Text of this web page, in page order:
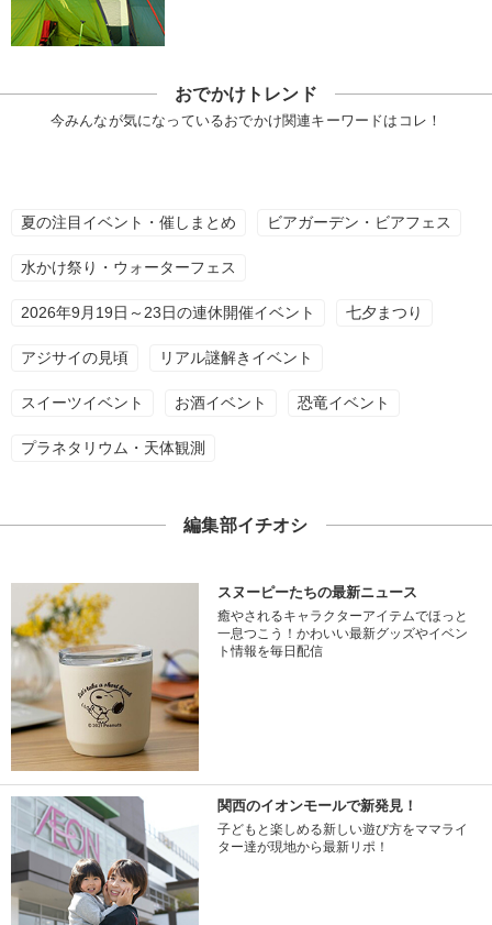
おでかけトレンド
今みんなが気になっているおでかけ関連キーワードはコレ！
夏の注目イベント・催しまとめ ビアガーデン・ビアフェス
水かけ祭り・ウォーターフェス
2026年9月19日～23日の連休開催イベント 七夕まつり
アジサイの見頃 リアル謎解きイベント
スイーツイベント お酒イベント 恐竜イベント
プラネタリウム・天体観測
編集部イチオシ
スヌーピーたちの最新ニュース
癒やされるキャラクターアイテムでほっと
一息つこう！かわいい最新グッズやイベン
ト情報を毎日配信
関西のイオンモールで新発見！
子どもと楽しめる新しい遊び方をママライ
ター達が現地から最新リポ！